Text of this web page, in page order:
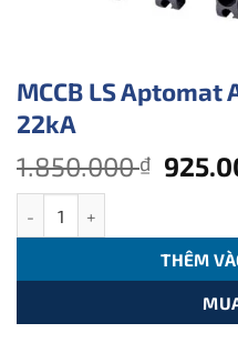
MCCB LS Aptomat
22kA
1.850.000₫ Giá
THÊM